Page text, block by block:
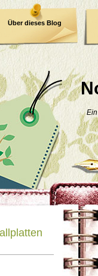
Über dieses Blog